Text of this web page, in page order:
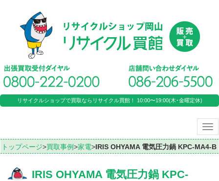
リサイクルショップで買取ならリサイクル買館！ 10:00〜19:00(木･金曜定休)
トップページ>買取事例>家電>IRIS OHYAMA 電気圧力鍋 KPC-MA4-B
IRIS OHYAMA 電気圧力鍋 KPC-